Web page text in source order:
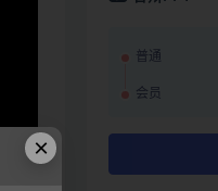
普通
会员
×